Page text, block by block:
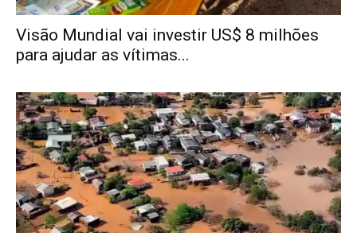
Visão Mundial vai investir US$ 8 milhões
para ajudar as vítimas...